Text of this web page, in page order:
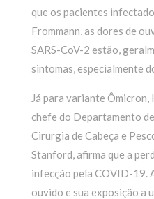
que os pacientes
Frommann, as dores de
SARS-CoV-2 estão,
sintomas, especialmente
Já para variante
chefe do Departamento
Cirurgia de Cabeça e
Stanford, afirma que a
infecção pela COVID-19.
ouvido e sua exposição a